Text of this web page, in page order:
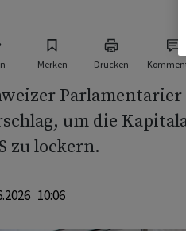
Merken Drucken
um die
zu lockern.
10:06